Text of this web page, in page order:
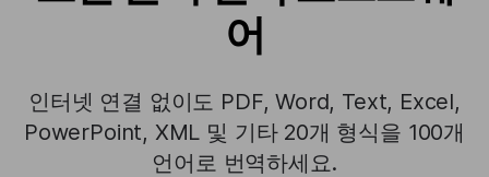
어
인터넷 연결 없이도 PDF, Word, Text, Excel,
PowerPoint, XML 및 기타 20개 형식을 100개
언어로 번역하세요.